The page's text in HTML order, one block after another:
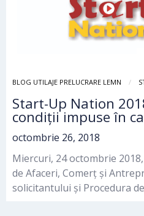
BLOG UTILAJE PRELUCRARE LEMN
Start-Up Nation
condiții impuse în
octombrie 26, 2018
Miercuri, 24 octombrie
de Afaceri, Comerț și
solicitantului și Procedura